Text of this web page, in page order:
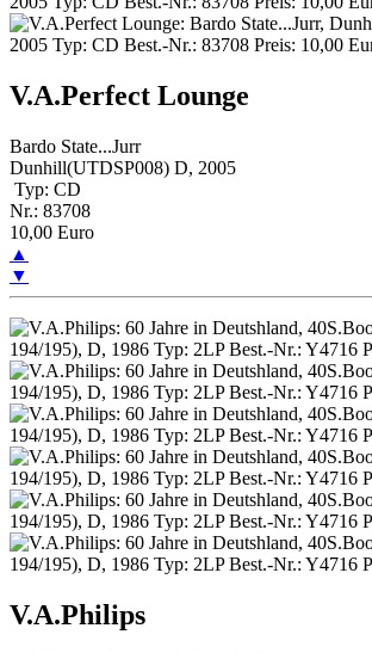
V.A.Perfect Lounge
Bardo State...Jurr
Dunhill(UTDSP008) D, 2005
Typ: CD
Nr.: 83708
10,00 Euro
▲
▼
V.A.Philips